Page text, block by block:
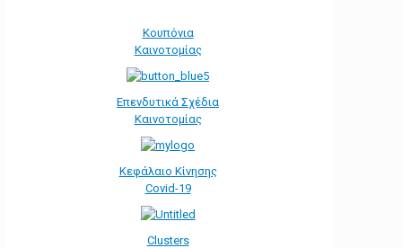
Κουπόνια
Καινοτομίας
Επενδυτικά Σχέδια
Καινοτομίας
Κεφάλαιο Κίνησης
Covid-19
Clusters